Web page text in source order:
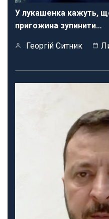
У лукашенка кажуть,
пригожина зупинити…
Георгій Ситник